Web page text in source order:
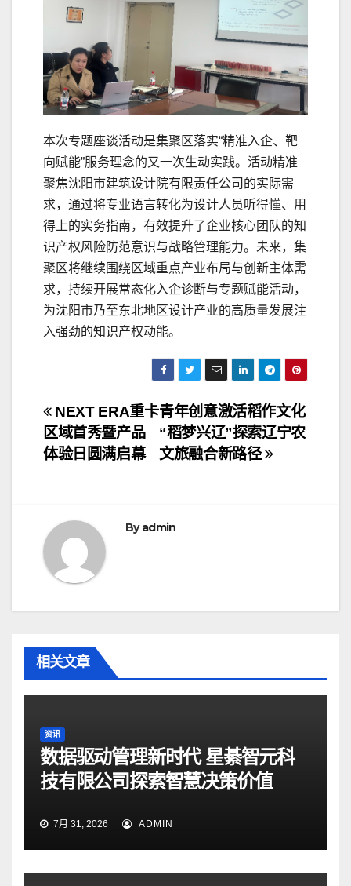
本次专题座谈活动是集聚区落实“精准入企、靶
向赋能”服务理念的又一次生动实践。活动精准
聚焦沈阳市建筑设计院有限责任公司的实际需
求，通过将专业语言转化为设计人员听得懂、用
得上的实务指南，有效提升了企业核心团队的知
识产权风险防范意识与战略管理能力。未来，集
聚区将继续围绕区域重点产业布局与创新主体需
求，持续开展常态化入企诊断与专题赋能活动，
为沈阳市乃至东北地区设计产业的高质量发展注
入强劲的知识产权动能。
文
章
航
青年创意激活稻作文化
“稻梦兴辽”探索辽宁农
文旅融合新路径
NEXT ERA重卡
区域首秀暨产品
体验日圆满启幕
Byadmin
相关文章
资讯
数据驱动管理新时代 星綦智元科
技有限公司探索智慧决策价值
7月 31, 2026 ADMIN